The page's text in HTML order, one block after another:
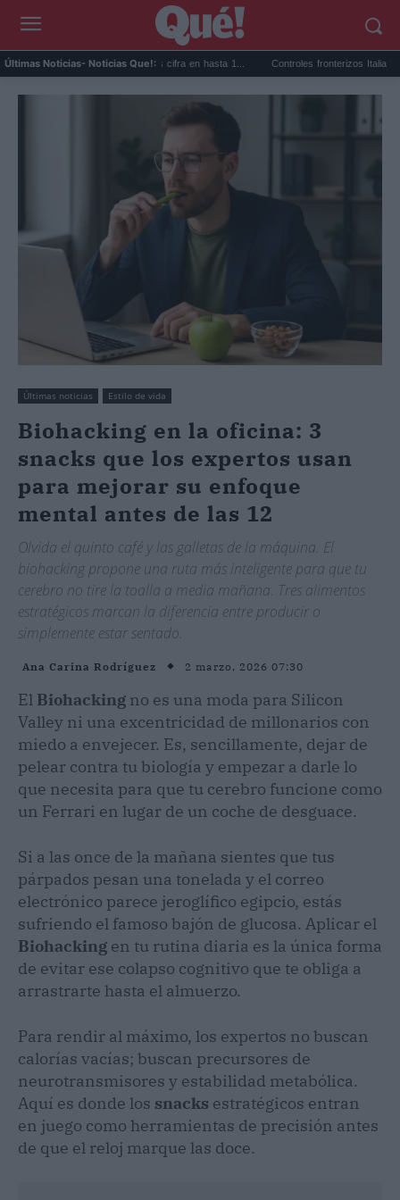
Últimas Noticias- Noticias Que!:
en Ceuta: Vivas cifra en hasta 1... Controles fronterizos Italia España: qué
Últimas noticias Estilo de vida
Biohacking en la oficina: 3
snacks que los expertos usan
para mejorar su enfoque
mental antes de las 12
Olvida el quinto café y las galletas de la máquina. El
biohacking propone una ruta más inteligente para que tu
cerebro no tire la toalla a media mañana. Tres alimentos
estratégicos marcan la diferencia entre producir o
simplemente estar sentado.
Ana Carina Rodríguez 2 marzo, 2026 07:30
El Biohacking no es una moda para Silicon
Valley ni una excentricidad de millonarios con
miedo a envejecer. Es, sencillamente, dejar de
pelear contra tu biología y empezar a darle lo
que necesita para que tu cerebro funcione como
un Ferrari en lugar de un coche de desguace.
Si a las once de la mañana sientes que tus
párpados pesan una tonelada y el correo
electrónico parece jeroglífico egipcio, estás
sufriendo el famoso bajón de glucosa. Aplicar el
Biohacking en tu rutina diaria es la única forma
de evitar ese colapso cognitivo que te obliga a
arrastrarte hasta el almuerzo.
Para rendir al máximo, los expertos no buscan
calorías vacías; buscan precursores de
neurotransmisores y estabilidad metabólica.
Aquí es donde los snacks estratégicos entran
en juego como herramientas de precisión antes
de que el reloj marque las doce.